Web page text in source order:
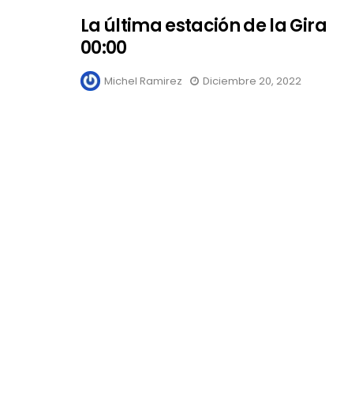
La última estación de la Gira
00:00
Michel Ramirez Diciembre 20, 2022